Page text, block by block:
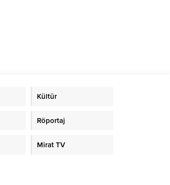
Kültür
Röportaj
Mirat TV